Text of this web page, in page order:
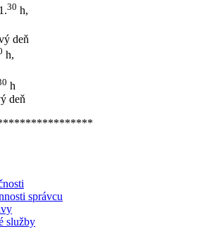
30 h,
deň
h,
h
deň
správcu
služby